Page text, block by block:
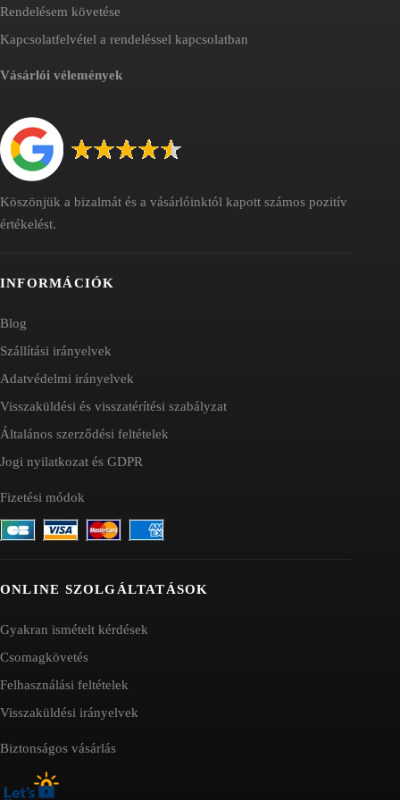
Rendelésem követése
Kapcsolatfelvétel a rendeléssel kapcsolatban
Vásárlói vélemények
Köszönjük a bizalmát és a vásárlóinktól kapott számos pozitív
értékelést.
INFORMÁCIÓK
Blog
Szállítási irányelvek
Adatvédelmi irányelvek
Visszaküldési és visszatérítési szabályzat
Általános szerződési feltételek
Jogi nyilatkozat és GDPR
Fizetési módok
ONLINE SZOLGÁLTATÁSOK
Gyakran ismételt kérdések
Csomagkövetés
Felhasználási feltételek
Visszaküldési irányelvek
Biztonságos vásárlás